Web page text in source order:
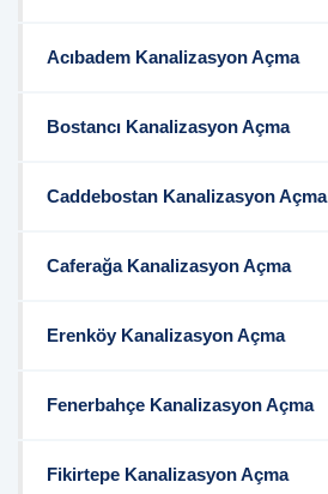
Acıbadem Kanalizasyon Açma
Bostancı Kanalizasyon Açma
Caddebostan Kanalizasyon Açma
Caferağa Kanalizasyon Açma
Erenköy Kanalizasyon Açma
Fenerbahçe Kanalizasyon Açma
Fikirtepe Kanalizasyon Açma